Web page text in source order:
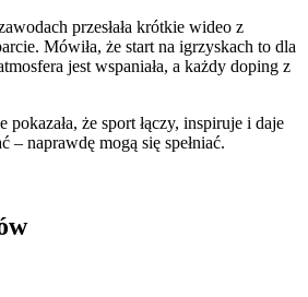
przesłała krótkie wideo z
Mówiła, że start na igrzyskach to dla
jest wspaniała, a każdy doping z
że sport łączy, inspiruje i daje
– naprawdę mogą się spełniać.